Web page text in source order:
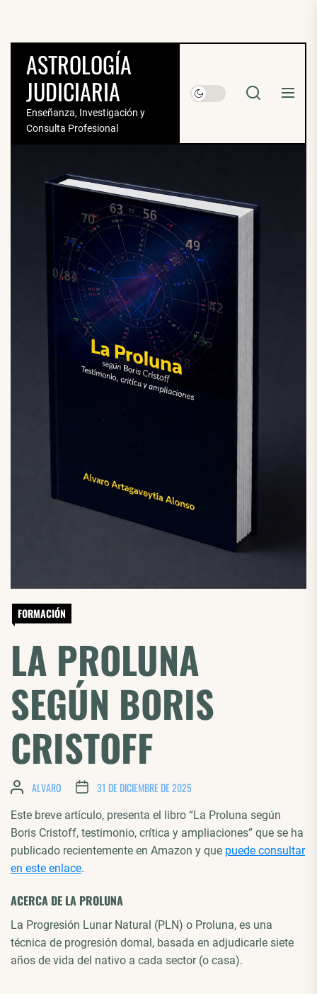
contenido
ASTROLOGÍA
JUDICIARIA
Enseñanza, Investigación y
Consulta Profesional
FORMACIÓN
LA PROLUNA
SEGÚN BORIS
CRISTOFF
ALVARO 31 DE DICIEMBRE DE 2025
Este breve artículo, presenta el libro “La Proluna según
Boris Cristoff, testimonio, crítica y ampliaciones” que se ha
publicado recientemente en Amazon y que puede consultar
en este enlace.
ACERCA DE LA PROLUNA
La Progresión Lunar Natural (PLN) o Proluna, es una
técnica de progresión domal, basada en adjudicarle siete
años de vida del nativo a cada sector (o casa).